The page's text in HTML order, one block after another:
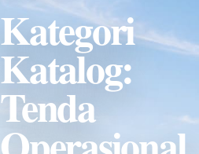
Kategori
Katalog:
Tenda